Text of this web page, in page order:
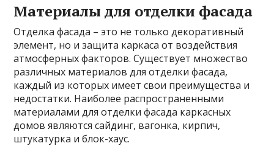
Материалы для отделки фасада
Отделка фасада – это не только декоративный
элемент, но и защита каркаса от воздействия
атмосферных факторов. Существует множество
различных материалов для отделки фасада,
каждый из которых имеет свои преимущества и
недостатки. Наиболее распространенными
материалами для отделки фасада каркасных
домов являются сайдинг, вагонка, кирпич,
штукатурка и блок-хаус.